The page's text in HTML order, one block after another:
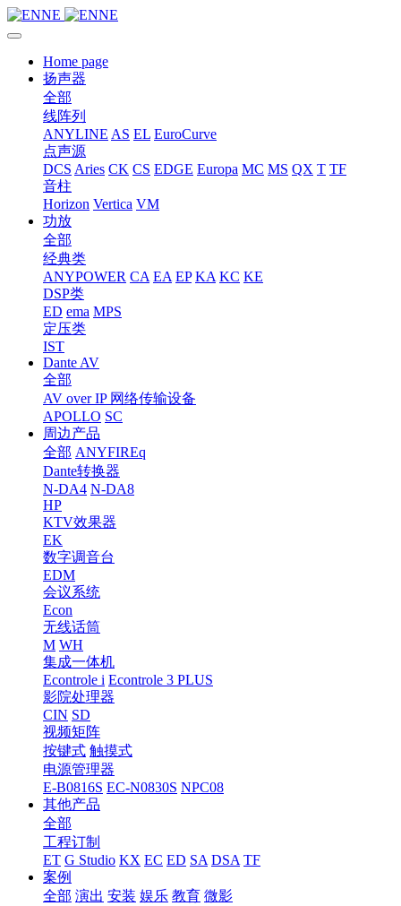
Home page
扬声器
全部
线阵列
ANYLINE AS EL EuroCurve
点声源
DCS Aries CK CS EDGE Europa MC MS QX T TF
音柱
Horizon Vertica VM
功放
全部
经典类
ANYPOWER CA EA EP KA KC KE
DSP类
ED ema MPS
定压类
IST
Dante AV
全部
AV over IP 网络传输设备
APOLLO SC
周边产品
全部 ANYFIREq
Dante转换器
N-DA4 N-DA8
HP
KTV效果器
EK
数字调音台
EDM
会议系统
Econ
无线话筒
M WH
集成一体机
Econtrole i Econtrole 3 PLUS
影院处理器
CIN SD
视频矩阵
按键式 触摸式
电源管理器
E-B0816S EC-N0830S NPC08
其他产品
全部
工程订制
ET G Studio KX EC ED SA DSA TF
案例
全部 演出 安装 娱乐 教育 微影